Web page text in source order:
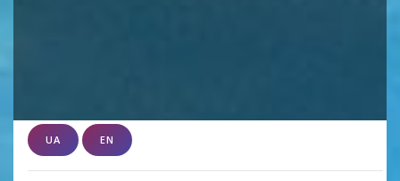
UA EN